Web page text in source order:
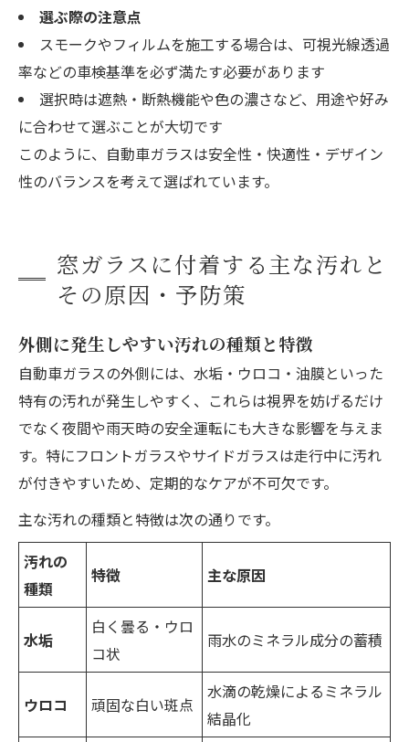
選ぶ際の注意点
スモークやフィルムを施工する場合は、可視光線透過
率などの車検基準を必ず満たす必要があります
選択時は遮熱・断熱機能や色の濃さなど、用途や好み
に合わせて選ぶことが大切です
このように、自動車ガラスは安全性・快適性・デザイン
性のバランスを考えて選ばれています。
窓ガラスに付着する主な汚れと
その原因・予防策
外側に発生しやすい汚れの種類と特徴
自動車ガラスの外側には、水垢・ウロコ・油膜といった
特有の汚れが発生しやすく、これらは視界を妨げるだけ
でなく夜間や雨天時の安全運転にも大きな影響を与えま
す。特にフロントガラスやサイドガラスは走行中に汚れ
が付きやすいため、定期的なケアが不可欠です。
主な汚れの種類と特徴は次の通りです。
汚れの
種類
特徴 主な原因
水垢
白く曇る・ウロ
コ状
雨水のミネラル成分の蓄積
ウロコ 頑固な白い斑点
水滴の乾燥によるミネラル
結晶化